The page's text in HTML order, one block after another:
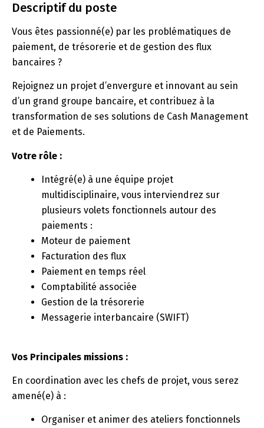
Descriptif du poste
Vous êtes passionné(e) par les problématiques de
paiement, de trésorerie et de gestion des flux
bancaires ?
Rejoignez un projet d’envergure et innovant au sein
d’un grand groupe bancaire, et contribuez à la
transformation de ses solutions de Cash Management
et de Paiements.
Votre rôle :
Intégré(e) à une équipe projet
multidisciplinaire, vous interviendrez sur
plusieurs volets fonctionnels autour des
paiements :
Moteur de paiement
Facturation des flux
Paiement en temps réel
Comptabilité associée
Gestion de la trésorerie
Messagerie interbancaire (SWIFT)
Vos Principales missions :
En coordination avec les chefs de projet, vous serez
amené(e) à :
Organiser et animer des ateliers fonctionnels